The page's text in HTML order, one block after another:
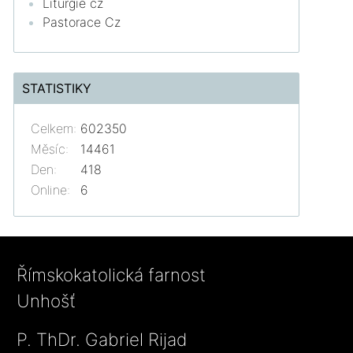
Pastorace Cz
STATISTIKY
Online: 6
Celkem: 602350
Měsíc:
14461
Den:
418
Římskokatolická farnost
Unhošť
P. ThDr. Gabriel Rijad